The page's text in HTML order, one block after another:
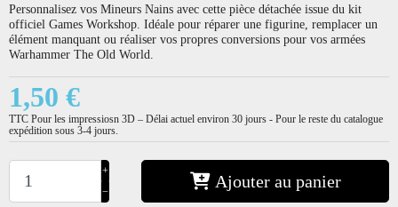
Personnalisez vos Mineurs Nains avec cette pièce détachée issue du kit
officiel Games Workshop. Idéale pour réparer une figurine, remplacer un
élément manquant ou réaliser vos propres conversions pour vos armées
Warhammer The Old World.
1,50 €
TTC Pour les impressiosn 3D – Délai actuel environ 30 jours - Pour le reste du catalogue
expédition sous 3-4 jours.
+
−
Ajouter au panier